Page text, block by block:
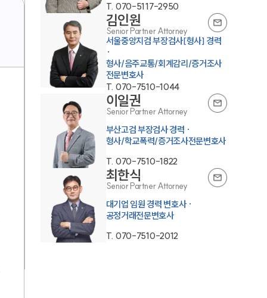
T. 070-5117-2950
김인원
Senior Partner Attorney
서울중앙지검 부장검사[형사] 경력
·
형사/음주교통/회계감리/증거조사
전문변호사
T. 070-7510-1044
이일권
Senior Partner Attorney
부산고검 부장검사 경력 ·
형사/학교폭력/증거조사전문변호사
T. 070-7510-1822
최한식
Senior Partner Attorney
대기업 임원 경력 변호사 ·
공정거래전문변호사
T. 070-7510-2012